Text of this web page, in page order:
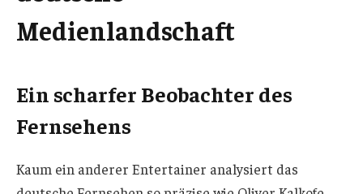
Medienlandschaft
Ein scharfer Beobachter des
Fernsehens
Kaum ein anderer Entertainer analysiert das